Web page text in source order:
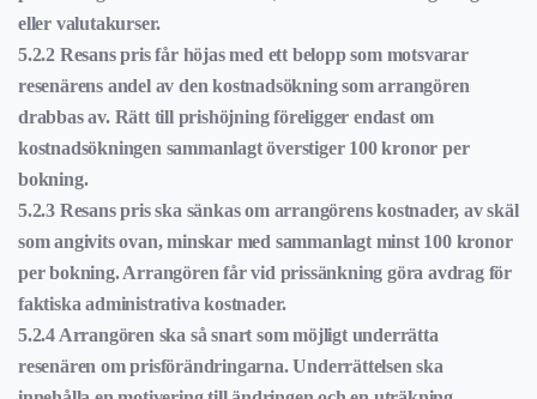
eller valutakurser.
5.2.2 Resans pris får höjas med ett belopp som motsvarar
resenärens andel av den kostnadsökning som arrangören
drabbas av. Rätt till prishöjning föreligger endast om
kostnadsökningen sammanlagt överstiger 100 kronor per
bokning.
5.2.3 Resans pris ska sänkas om arrangörens kostnader, av skäl
som angivits ovan, minskar med sammanlagt minst 100 kronor
per bokning. Arrangören får vid prissänkning göra avdrag för
faktiska administrativa kostnader.
5.2.4 Arrangören ska så snart som möjligt underrätta
resenären om prisförändringarna. Underrättelsen ska